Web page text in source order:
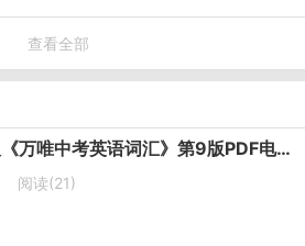
查看全部
2027版《万唯中考英语词汇》第9版PDF电子版下载
阅读(21)